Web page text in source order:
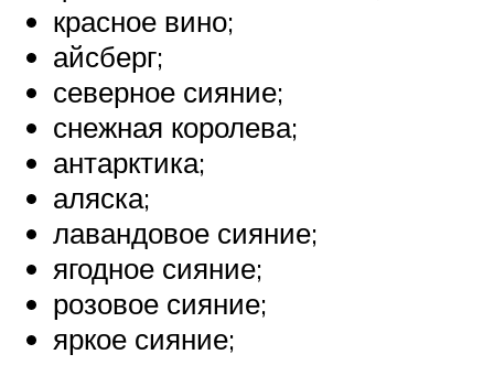
красное вино;
айсберг;
северное сияние;
снежная королева;
антарктика;
аляска;
лавандовое сияние;
ягодное сияние;
розовое сияние;
яркое сияние;